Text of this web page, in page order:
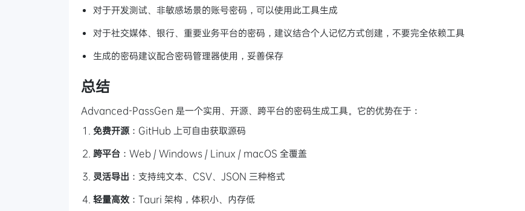
对于开发测试、非敏感场景的账号密码，可以使用此工具生成
对于社交媒体、银行、重要业务平台的密码，建议结合个人记忆方式创建，不要完全依赖工具
生成的密码建议配合密码管理器使用，妥善保存
总结
Advanced-PassGen 是一个实用、开源、跨平台的密码生成工具。它的优势在于：
免费开源 ：GitHub 上可自由获取源码
跨平台 ：Web / Windows / Linux / macOS 全覆盖
灵活导出 ：支持纯文本、CSV、JSON 三种格式
轻量高效 ：Tauri 架构，体积小、内存低